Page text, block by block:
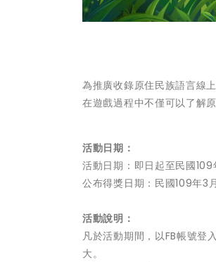
為推廣收錄原住民族語言線
在遊戲過程中不僅可以了解
活動日期：
活動日期：即日起至民國
公布得獎日期：民國109年3
活動說明：
凡於活動期間，以FB帳號登
大。